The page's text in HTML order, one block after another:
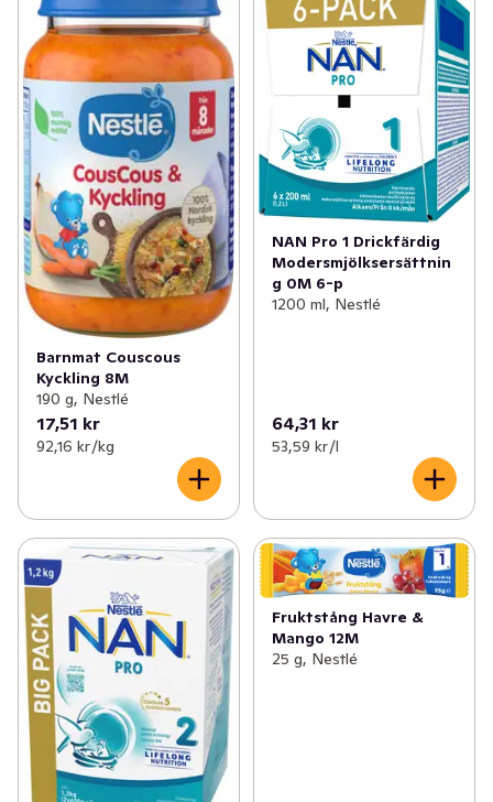
Barnmat Couscous
Kyckling 8M
190 g, Nestlé
17,51 kr
92,16 kr /kg
NAN Pro 1 Drickfärdig
Modersmjölksersättnin
g 0M 6-p
1200 ml, Nestlé
64,31 kr
53,59 kr /l
Fruktstång Havre &
Mango 12M
25 g, Nestlé